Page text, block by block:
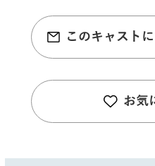
このキャスト
お気